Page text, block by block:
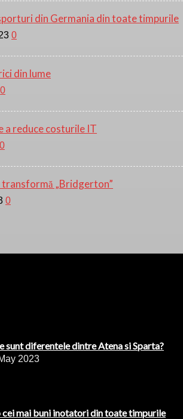
din Germania din toate timpurile
0
din lume
0
a reduce costurile IT
0
transformă „Bridgerton”
0
sunt diferentele dintre Atena si Sparta?
2023
cei mai buni inotatori din toate timpurile